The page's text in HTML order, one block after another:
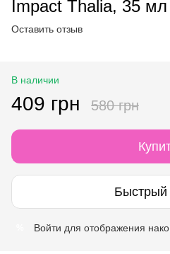
Impact Thalia, 35 мл
Оставить отзыв
В наличии
409 грн 580 грн
Быстрый
Войти для отображения